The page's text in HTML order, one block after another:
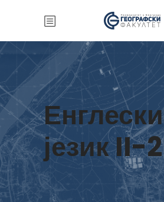
Енглески
језик II-2